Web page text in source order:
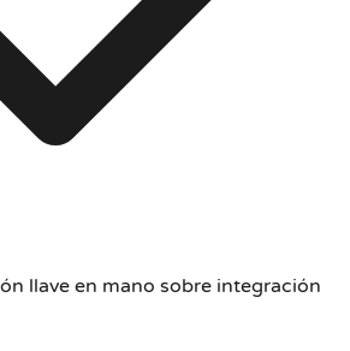
llave en mano sobre integración